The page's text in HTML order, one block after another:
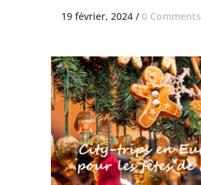
19 février, 2024 / 0 Comments